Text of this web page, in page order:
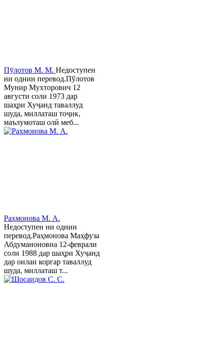
Пӯлотов М. М. Недоступен
ни однин перевод.Пўлотов
Мунир Мухторович 12
августи соли 1973 дар
шаҳри Хуҷанд таваллуд
шуда, миллаташ тоҷик,
маълумоташ олӣ меб...
Раҳмонова М. А.
Недоступен ни однин
перевод.Раҳмонова Маҳфуза
Абдуманоновна 12-феврали
соли 1988 дар шаҳри Хуҷанд
дар оилаи коргар таваллуд
шуда, миллаташ т...